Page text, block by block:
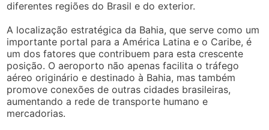
diferentes regiões do Brasil e do exterior.
A localização estratégica da Bahia, que serve como um
importante portal para a América Latina e o Caribe, é
um dos fatores que contribuem para esta crescente
posição. O aeroporto não apenas facilita o tráfego
aéreo originário e destinado à Bahia, mas também
promove conexões de outras cidades brasileiras,
aumentando a rede de transporte humano e
mercadorias.